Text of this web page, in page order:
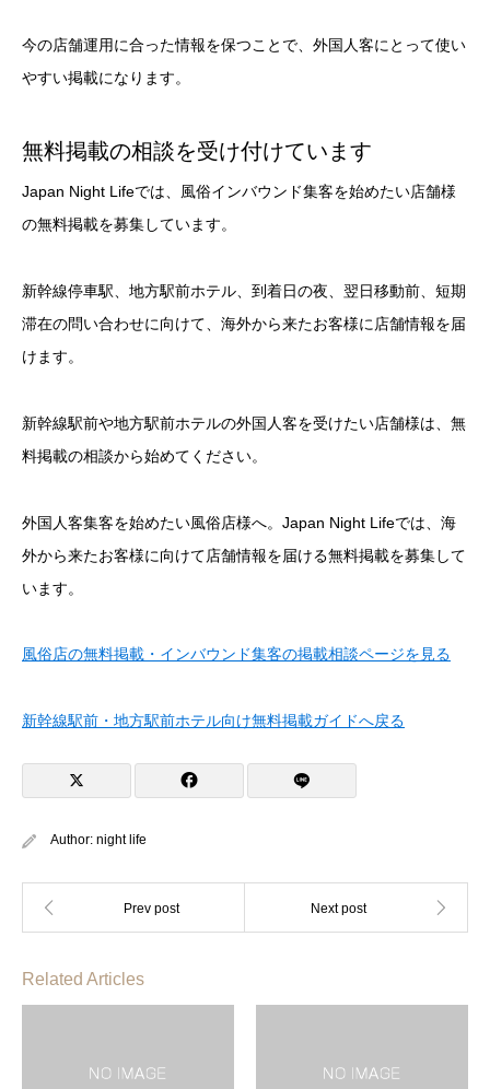
今の店舗運用に合った情報を保つことで、外国人客にとって使い
やすい掲載になります。
無料掲載の相談を受け付けています
Japan Night Lifeでは、風俗インバウンド集客を始めたい店舗様
の無料掲載を募集しています。
新幹線停車駅、地方駅前ホテル、到着日の夜、翌日移動前、短期
滞在の問い合わせに向けて、海外から来たお客様に店舗情報を届
けます。
新幹線駅前や地方駅前ホテルの外国人客を受けたい店舗様は、無
料掲載の相談から始めてください。
外国人客集客を始めたい風俗店様へ。Japan Night Lifeでは、海
外から来たお客様に向けて店舗情報を届ける無料掲載を募集して
います。
風俗店の無料掲載・インバウンド集客の掲載相談ページを見る
新幹線駅前・地方駅前ホテル向け無料掲載ガイドへ戻る
Author: night life
Related Articles